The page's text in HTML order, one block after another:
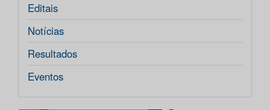
Editais
Notícias
Resultados
Eventos